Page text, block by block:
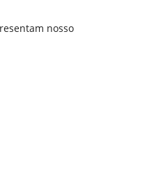
nosso